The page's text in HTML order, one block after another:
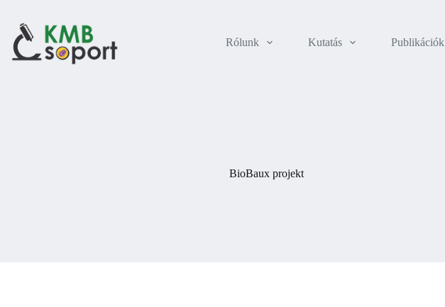
content
Rólunk
Kutatás Publikációk
BioBaux projekt